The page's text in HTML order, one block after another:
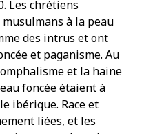
Les chrétiens
à la peau
des intrus et ont
et paganisme. Au
et la haine
foncée étaient à
ibérique. Race et
liées, et les